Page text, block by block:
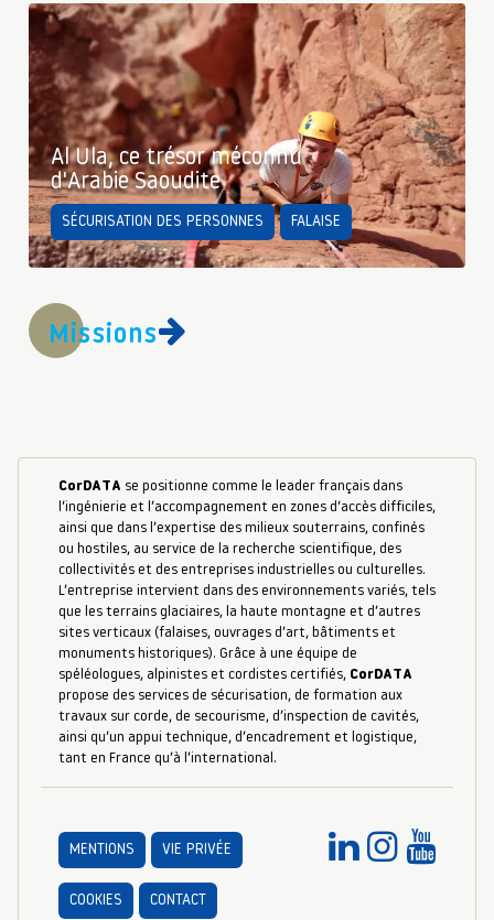
Al Ula, ce trésor méconnu
d'Arabie Saoudite
SÉCURISATION DES PERSONNES FALAISE
Missions
CorDATA se positionne comme le leader français dans
l’ingénierie et l’accompagnement en zones d’accès difficiles,
ainsi que dans l’expertise des milieux souterrains, confinés
ou hostiles, au service de la recherche scientifique, des
collectivités et des entreprises industrielles ou culturelles.
L’entreprise intervient dans des environnements variés, tels
que les terrains glaciaires, la haute montagne et d’autres
sites verticaux (falaises, ouvrages d’art, bâtiments et
monuments historiques). Grâce à une équipe de
spéléologues, alpinistes et cordistes certifiés, CorDATA
propose des services de sécurisation, de formation aux
travaux sur corde, de secourisme, d’inspection de cavités,
ainsi qu’un appui technique, d’encadrement et logistique,
tant en France qu’à l’international.
MENTIONS VIE PRIVÉE
COOKIES CONTACT